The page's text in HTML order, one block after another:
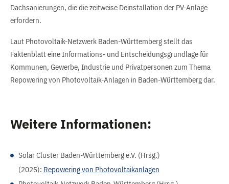
Dachsanierungen, die die zeitweise Deinstallation der PV-Anlage
erfordern.
Laut Photovoltaik-Netzwerk Baden-Württemberg stellt das
Faktenblatt eine Informations- und Entscheidungsgrundlage für
Kommunen, Gewerbe, Industrie und Privatpersonen zum Thema
Repowering von Photovoltaik-Anlagen in Baden-Württemberg dar.
Weitere Informationen:
Solar Cluster Baden-Württemberg e.V. (Hrsg.)
(2025): Repowering von Photovoltaikanlagen